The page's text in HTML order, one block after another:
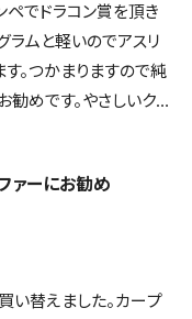
ペでドラコン賞を頂き
ラムと軽いのでアスリ
。つかまりますので純
めです。やさしいクラ
ァーにお勧め
い替えました。カープ